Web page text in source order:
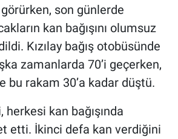
son günlerde
kan bağışını olumsuz
Kızılay bağış otobüsünde
zamanlarda 70’i geçerken,
bu rakam 30’a kadar düştü.
herkesi kan bağışında
etti. İkinci defa kan verdiğini